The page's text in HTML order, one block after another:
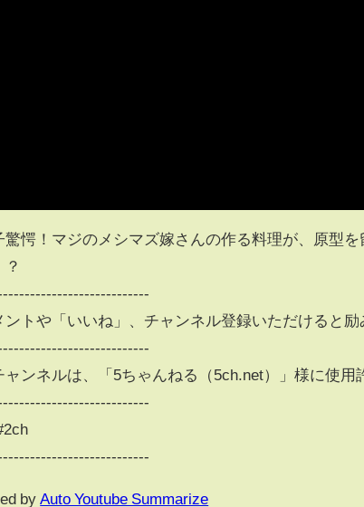
驚愕！マジのメシマズ嫁さんの作る料理が、原型
？
トや「いいね」、チャンネル登録いただけると励
ンネルは、「5ちゃんねる（5ch.net）」様に使用
by Auto Youtube Summarize